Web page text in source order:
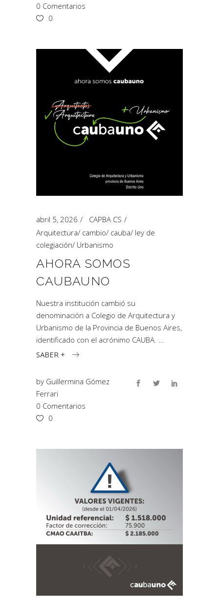
0 Comentarios
0
abril 5, 2026
CAPBA CS
Arquitectura/ cambio/ cauba/ ley de
colegiación/ Urbanismo
AHORA SOMOS
CAUBAUNO
Nuestra institución cambió su
denominación a Colegio de Arquitectura y
Urbanismo de la Provincia de Buenos Aires,
identificado con el acrónimo CAUBA.
SABER +
by Guillermina Gómez
Ferrari
0 Comentarios
0